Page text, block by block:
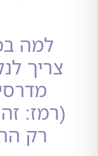
למה בכלל
לנקות
מדרסים?
זה לא
רק הריח)